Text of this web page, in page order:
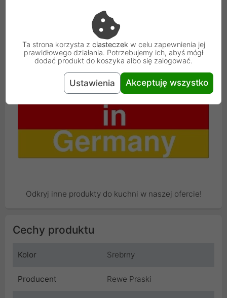
Odkryj inne produkty do kuchni w naszej ofercie!
Cechy produktu
Kolor Srebrny
Producent Rewe Praski
Ta strona korzysta z ciasteczek w celu zapewnienia jej
prawidłowego działania. Potrzebujemy ich, abyś mógł
dodać produkt do koszyka albo się zalogować.
Ustawienia Akceptuję wszystko